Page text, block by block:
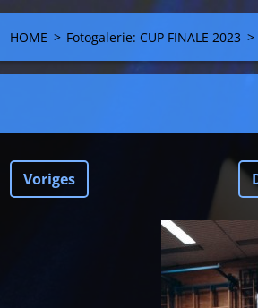
HOME > Fotogalerie: CUP FINALE 2023 >
Voriges